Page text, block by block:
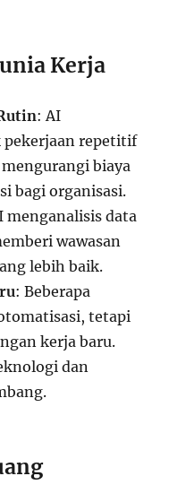
Kerja
: AI
pekerjaan repetitif
biaya
bagi organisasi.
menganalisis data
wawasan
lebih baik.
: Beberapa
tetapi
kerja baru.
dan